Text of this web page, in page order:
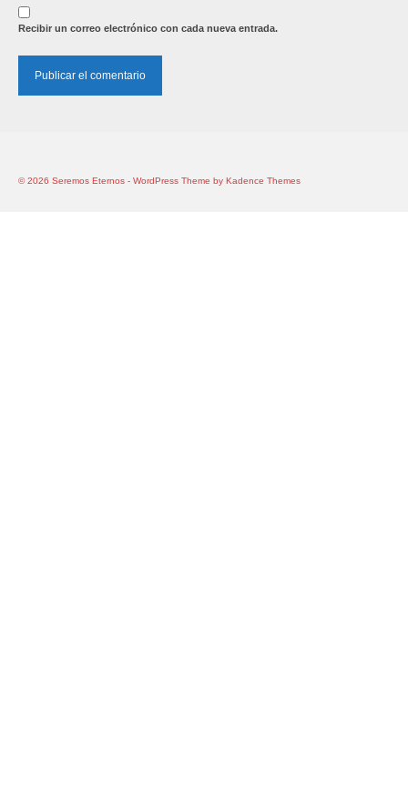
Recibir un correo electrónico con cada nueva entrada.
© 2026 Seremos Eternos - WordPress Theme by Kadence Themes